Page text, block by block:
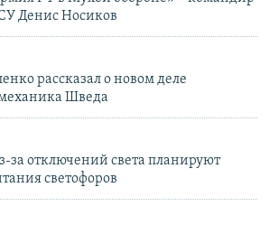
Денис Носиков
рассказал о новом деле
Шведа
за отключений света планируют
светофоров